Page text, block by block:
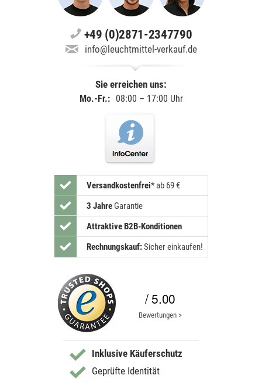
+49 (0)2871-2347790
info@leuchtmittel-verkauf.de
Sie erreichen uns:
Mo.-Fr.: 08:00 – 17:00 Uhr
Versandkostenfrei* ab 69 €
3 JahreGarantie
Attraktive B2B-Konditionen
Rechnungskauf:Sicher einkaufen!
/ 5.00
Bewertungen >
Inklusive Käuferschutz
Geprüfte Identität